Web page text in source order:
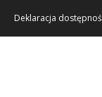
Deklaracja